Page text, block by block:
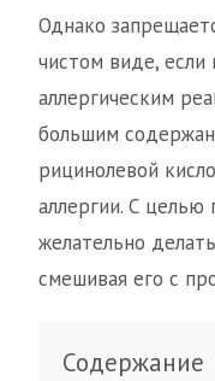
Однако
чистом виде, если
аллергическим
большим
рицинолевой
аллергии. С
желательно
смешивая его с
Содержание